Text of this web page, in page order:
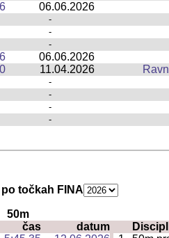
06.06.2026
-
-
-
06.06.2026
11.04.2026
-
-
-
-
točkah FINA
50m
čas datum